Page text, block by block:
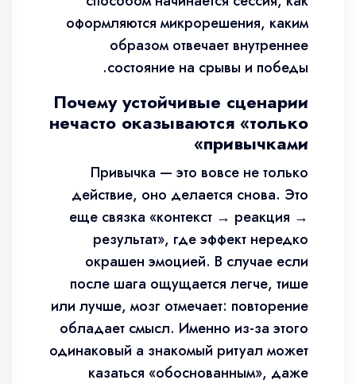
оформляются микрорешения, каким
образом отвечает внутреннее
состояние на срывы и победы.
Почему устойчивые сценарии
нечасто оказываются «только
привычками»
Привычка — это вовсе не только
действие, оно делается снова. Это
еще связка «контекст → реакция →
результат», где эффект нередко
окрашен эмоцией. В случае если
после шага ощущается легче, тише
или лучше, мозг отмечает: повторение
обладает смысл. Именно из-за этого
одинаковый а знакомый ритуал может
казаться «обоснованным», даже